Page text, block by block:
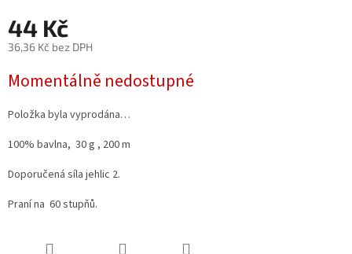
44 Kč
36,36 Kč bez DPH
cena:
Momentálně nedostupné
Položka byla vyprodána…
100% bavlna, 30 g , 200 m
Doporučená síla jehlic 2.
Praní na 60 stupňů.